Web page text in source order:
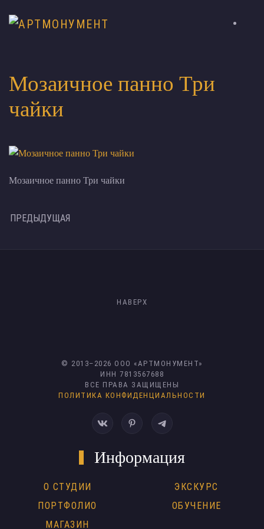
Мозаичное панно Три
чайки
Мозаичное панно Три чайки
ПРЕДЫДУЩАЯ
НАВЕРХ
© 2013– 2026 ООО «АРТМОНУМЕНТ»
ИНН 7813567688
ВСЕ ПРАВА ЗАЩИЩЕНЫ
ПОЛИТИКА КОНФИДЕНЦИАЛЬНОСТИ
Информация
О СТУДИИ
ПОРТФОЛИО
МАГАЗИН
ЭКСКУРС
ОБУЧЕНИЕ